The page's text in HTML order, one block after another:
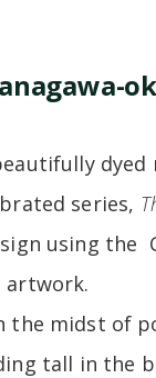
series,
using the
artwork.
the midst of
tall in the